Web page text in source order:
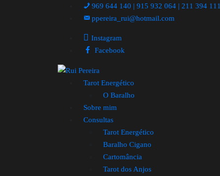
969 644 140 | 915 932 064 | 211 394 111
ppereira_rui@hotmail.com
Instagram
Facebook
Tarot Energético
O Baralho
Sobre mim
Consultas
Tarot Energético
Baralho Cigano
Cartomância
Tarot dos Anjos